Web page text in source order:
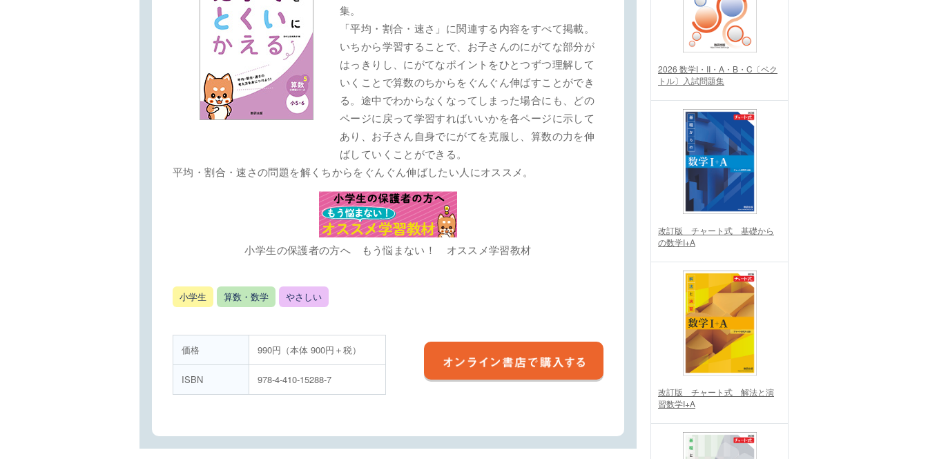
集。
「平均・割合・速さ」に関連する内容をすべて掲載。
いちから学習することで、お子さんのにがてな部分が
はっきりし、にがてなポイントをひとつずつ理解して
いくことで算数のちからをぐんぐん伸ばすことができ
る。途中でわからなくなってしまった場合にも、どの
ページに戻って学習すればいいかを各ページに示して
あり、お子さん自身でにがてを克服し、算数の力を伸
ばしていくことができる。
平均・割合・速さの問題を解くちからをぐんぐん伸ばしたい人にオススメ。
小学生の保護者の方へ もう悩まない！ オススメ学習教材
小学生 算数・数学 やさしい
価格 990円（本体 900円＋税）
ISBN 978-4-410-15288-7
2026 数学I・II・A・B・C〔ベク
トル〕入試問題集
改訂版 チャート式 基礎から
の数学I+A
改訂版 チャート式 解法と演
習数学I+A